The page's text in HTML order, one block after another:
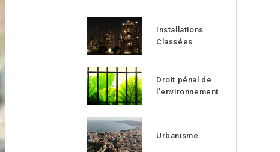
Installations
Classées
Droit pénal de
l’environnement
Urbanisme